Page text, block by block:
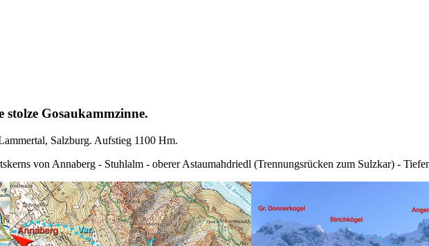
Gosaukammzinne.
Salzburg. Aufstieg 1100 Hm.
von Annaberg - Stuhlalm - oberer Astaumahdriedl (Trennungsrücken zum Sulzkar) -